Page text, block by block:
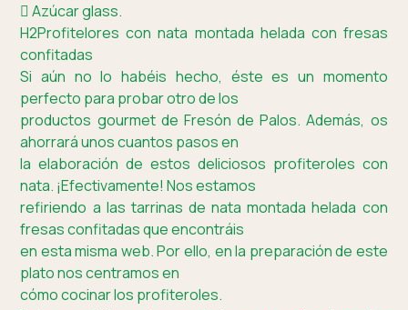
 Azúcar glass.
H2Profitelores con nata montada helada con fresas
confitadas
Si aún no lo habéis hecho, éste es un momento
perfecto para probar otro de los
productos gourmet de Fresón de Palos. Además, os
ahorrará unos cuantos pasos en
la elaboración de estos deliciosos profiteroles con
nata. ¡Efectivamente! Nos estamos
refiriendo a las tarrinas de nata montada helada con
fresas confitadas que encontráis
en esta misma web. Por ello, en la preparación de este
plato nos centramos en
cómo cocinar los profiteroles.